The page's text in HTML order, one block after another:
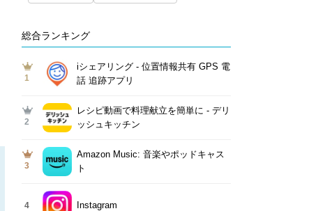
総合ランキング
1
iシェアリング - 位置情報共有 GPS 電
話 追跡アプリ
2
レシピ動画で料理献立を簡単‪に - デリ
ッシュキッチン
3
Amazon Music: 音楽やポッドキャス
ト
4 Instagram